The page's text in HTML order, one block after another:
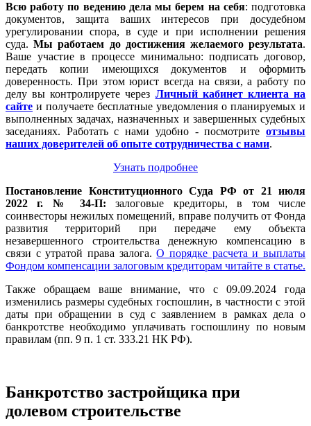
Всю работу по ведению дела мы берем на себя: подготовка
документов, защита ваших интересов при досудебном
урегулировании спора, в суде и при исполнении решения
суда.Мы работаем до достижения желаемого результата.
Ваше участие в процессе минимально: подписать договор,
передать копии имеющихся документов и оформить
доверенность. При этом юрист всегда на связи, а работу по
делу вы контролируете через Личный кабинет клиента на
сайте и получаете бесплатные уведомления о планируемых и
выполненных задачах, назначенных и завершенных судебных
заседаниях. Работать с нами удобно - посмотрите отзывы
наших доверителей об опыте сотрудничества с нами.
Узнать подробнее
Постановление Конституционного Суда РФ от 21 июля
2022 г. № 34-П:
залоговые кредиторы, в том числе
соинвесторы нежилых помещений, вправе получить от Фонда
развития территорий при передаче ему объекта
незавершенного строительства денежную компенсацию в
связи с утратой права залога.О порядке расчета и выплаты
Фондом компенсации залоговым кредиторам читайте в статье.
Также обращаем ваше внимание, что с 09.09.2024 года
изменились размеры судебных госпошлин, в частности с этой
даты при обращении в суд с заявлением в рамках дела о
банкротстве необходимо уплачивать госпошлину по новым
правилам (пп. 9 п. 1 ст. 333.21 НК РФ).
Банкротство застройщика при
долевом строительстве